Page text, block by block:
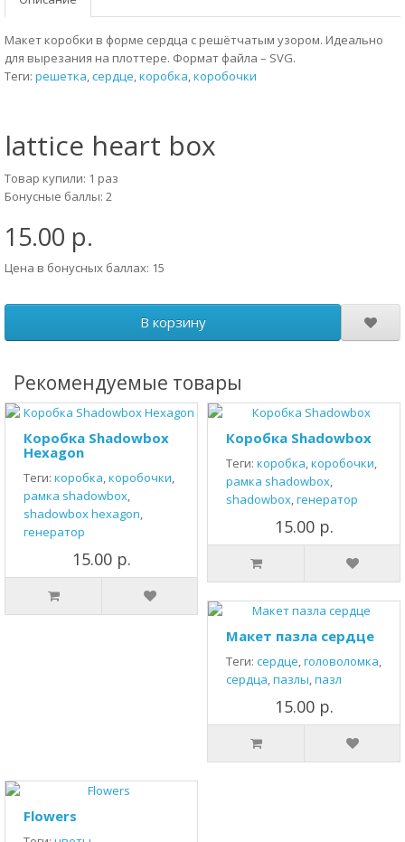
Макет коробки в форме сердца с решётчатым узором. Идеально
для вырезания на плоттере. Формат файла – SVG.
Теги: решетка,сердце,коробка,коробочки
lattice heart box
Товар купили: 1 раз
Бонусные баллы: 2
15.00 р.
Цена в бонусных баллах: 15
В корзину
Рекомендуемые товары
Коробка Shadowbox
Hexagon
Теги: коробка,коробочки,
рамка shadowbox,
shadowbox hexagon,
генератор
15.00 р.
Коробка Shadowbox
Теги: коробка,коробочки,
рамка shadowbox,
shadowbox,генератор
15.00 р.
Макет пазла сердце
Теги: сердце,головоломка,
сердца,пазлы,пазл
15.00 р.
Flowers